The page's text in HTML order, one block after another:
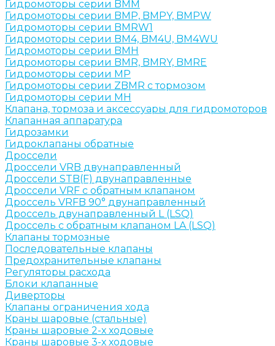
Гидромоторы серии BMM
Гидромоторы серии BMP, BMPY, BMPW
Гидромоторы серии BMRW1
Гидромоторы серии BМ4, BM4U, BМ4WU
Гидромоторы серии BМH
Гидромоторы серии BМR, BMRY, BМRE
Гидромоторы серии MP
Гидромоторы серии ZBMR с тормозом
Гидромоторы серии МH
Клапана, тормоза и аксессуары для гидромоторов
Клапанная аппаратура
Гидрозамки
Гидроклапаны обратные
Дроссели
Дроссели VRB двунаправленный
Дроссели STB(F) двунаправленные
Дроссели VRF с обратным клапаном
Дроссель VRFB 90° двунаправленный
Дроссель двунаправленный L (LSQ)
Дроссель с обратным клапаном LA (LSQ)
Клапаны тормозные
Последовательные клапаны
Предохранительные клапаны
Регуляторы расхода
Блоки клапанные
Диверторы
Клапаны ограничения хода
Краны шаровые (стальные)
Краны шаровые 2-х ходовые
Краны шаровые 3-х ходовые